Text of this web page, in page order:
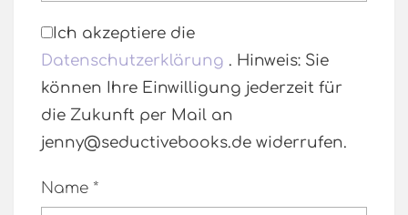
Ich akzeptiere die
Datenschutzerklärung . Hinweis: Sie
können Ihre Einwilligung jederzeit für
die Zukunft per Mail an
jenny@seductivebooks.de widerrufen.
Name *